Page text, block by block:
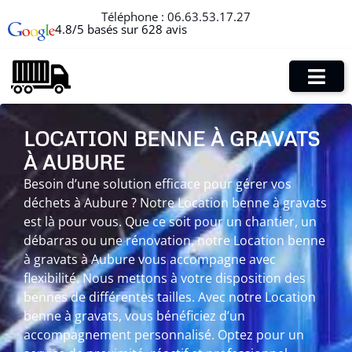
Téléphone : 06.63.53.17.27
4.8/5 basés sur 628 avis
LOCATION BENNE À GRAVATS
À AUBURE
Besoin d’une solution efficace pour gérer vos
déchets à Aubure ? Notre Location benne à gravats
est là pour vous. Que ce soit pour un chantier, un
débarras ou une rénovation, notre Location benne
à gravats à Aubure vous accompagne avec
flexibilité. Nous mettons à votre disposition des
bennes de différentes tailles. Avec notre Location
benne à gravats, vous bénéficiez d’un
accompagnement personnalisé. Optez pour un